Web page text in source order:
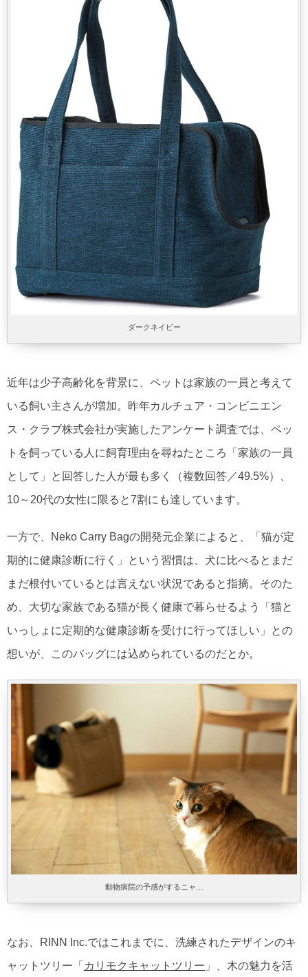
ダークネイビー
近年は少子高齢化を背景に、ペットは家族の一員と考えて
いる飼い主さんが増加。昨年カルチュア・コンビニエン
ス・クラブ株式会社が実施したアンケート調査では、ペッ
トを飼っている人に飼育理由を尋ねたところ「家族の一員
として」と回答した人が最も多く（複数回答／49.5%）、
10～20代の女性に限ると7割にも達しています。
一方で、Neko Carry Bagの開発元企業によると、「猫が定
期的に健康診断に行く」という習慣は、犬に比べるとまだ
まだ根付いているとは言えない状況であると指摘。そのた
め、大切な家族である猫が長く健康で暮らせるよう「猫と
いっしょに定期的な健康診断を受けに行ってほしい」との
想いが、このバッグには込められているのだとか。
動物病院の予感がするニャ…
なお、RINN Inc.ではこれまでに、洗練されたデザインのキ
ャットツリー「 カリモクキャットツリー 」、木の魅力を活